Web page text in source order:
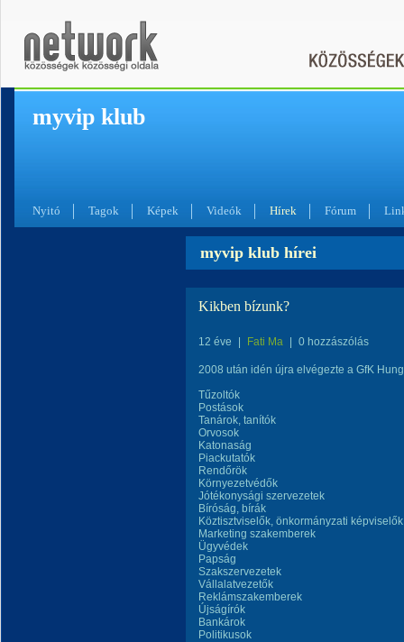
myvip klub
Nyitó Tagok Képek Videók Hírek Fórum
myvip klub hírei
Kikben bízunk?
12 éve Fati Ma 0 hozzászólás
2008 után idén újra elvégezte a GfK
Tűzoltók
Postások
Tanárok, tanítók
Orvosok
Katonaság
Piackutatók
Rendőrök
Környezetvédők
Jótékonysági szervezetek
Bíróság, bírák
Köztisztviselők, önkormányzati képviselők
Marketing szakemberek
Ügyvédek
Papság
Szakszervezetek
Vállalatvezetők
Reklámszakemberek
Újságírók
Bankárok
Politikusok